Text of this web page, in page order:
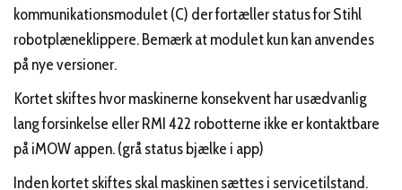
kommunikationsmodulet (C) der fortæller status for Stihl
robotplæneklippere. Bemærk at modulet kun kan anvendes
på nye versioner.
Kortet skiftes hvor maskinerne konsekvent har usædvanlig
lang forsinkelse eller RMI 422 robotterne ikke er kontaktbare
på iMOW appen. (grå status bjælke i app)
Inden kortet skiftes skal maskinen sættes i servicetilstand.